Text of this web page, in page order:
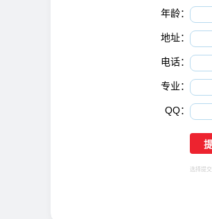
年龄：
地址：
电话：
专业：
QQ：
选择提